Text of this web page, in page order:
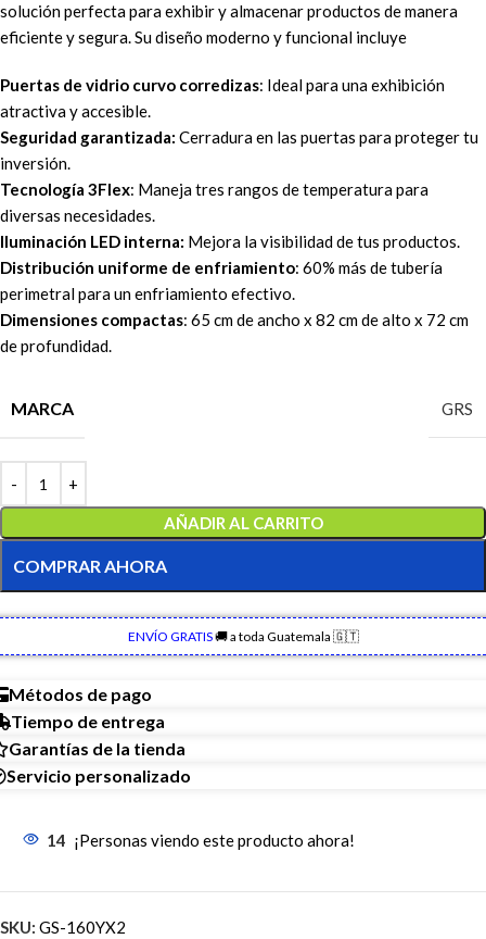
solución perfecta para exhibir y almacenar productos de manera
eficiente y segura. Su diseño moderno y funcional incluye
Puertas de vidrio curvo corredizas: Ideal para una exhibición
atractiva y accesible.
Seguridad garantizada: Cerradura en las puertas para proteger tu
inversión.
Tecnología 3Flex: Maneja tres rangos de temperatura para
diversas necesidades.
Iluminación LED interna: Mejora la visibilidad de tus productos.
Distribución uniforme de enfriamiento: 60% más de tubería
perimetral para un enfriamiento efectivo.
Dimensiones compactas: 65 cm de ancho x 82 cm de alto x 72 cm
de profundidad.
MARCA GRS
AÑADIR AL CARRITO
COMPRAR AHORA
ENVÍO GRATIS🚚 a toda Guatemala 🇬🇹
Métodos de pago
Tiempo de entrega
Garantías de la tienda
Servicio personalizado
14 ¡Personas viendo este producto ahora!
SKU: GS-160YX2